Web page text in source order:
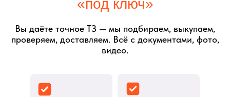
«под ключ»
Вы даёте точное ТЗ — мы подбираем, выкупаем,
проверяем, доставляем. Всё с документами, фото,
видео.